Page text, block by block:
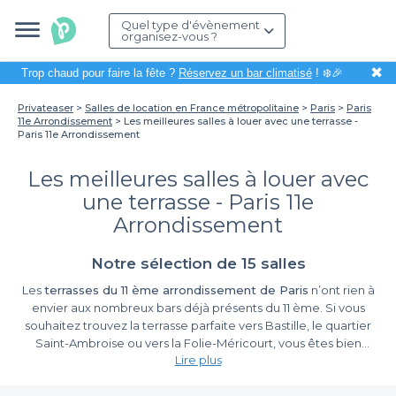
Quel type d'évènement
organisez-vous ?
Trop chaud pour faire la fête ? Réservez un bar climatisé! ❄️🎉 ✖
Privateaser Salles de location en France métropolitaine Paris
Paris
11e Arrondissement
Les meilleures salles à louer avec une terrasse -
Paris 11e Arrondissement
Les meilleures salles à louer avec
une terrasse - Paris 11e
Arrondissement
Notre sélection de 15 salles
Lesterrasses du 11 ème arrondissement de Paris n’ont rien à
envier aux nombreux bars déjà présents du 11 ème. Si vous
souhaitez trouvez la terrasse parfaite vers Bastille, le quartier
Saint-Ambroise ou vers la Folie-Méricourt, vous êtes bien
tombés. Dans ce top, nous avons sélectionné les plus belles
Lire plus